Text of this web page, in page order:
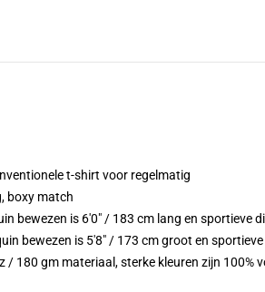
t-shirt voor regelmatig
boxy match
bewezen is 6'0" / 183 cm lang en sportieve
bewezen is 5'8" / 173 cm groot en sportieve
/ 180 gm materiaal, sterke kleuren zijn 100%